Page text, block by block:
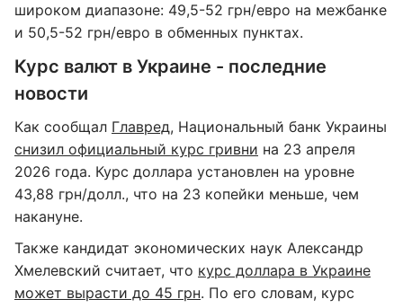
широком диапазоне: 49,5-52 грн/евро на межбанке
и 50,5-52 грн/евро в обменных пунктах.
Курс валют в Украине - последние
новости
Как сообщал Главред, Национальный банк Украины
снизил официальный курс гривни на 23 апреля
2026 года. Курс доллара установлен на уровне
43,88 грн/долл., что на 23 копейки меньше, чем
накануне.
Также кандидат экономических наук Александр
Хмелевский считает, что курс доллара в Украине
может вырасти до 45 грн. По его словам, курс